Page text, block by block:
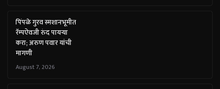
पिंपळे गुरव स्मशानभूमीत
रॅम्पऐवजी रुंद पायऱ्या
करा; अरुण पवार यांची
मागणी
August 7, 2026